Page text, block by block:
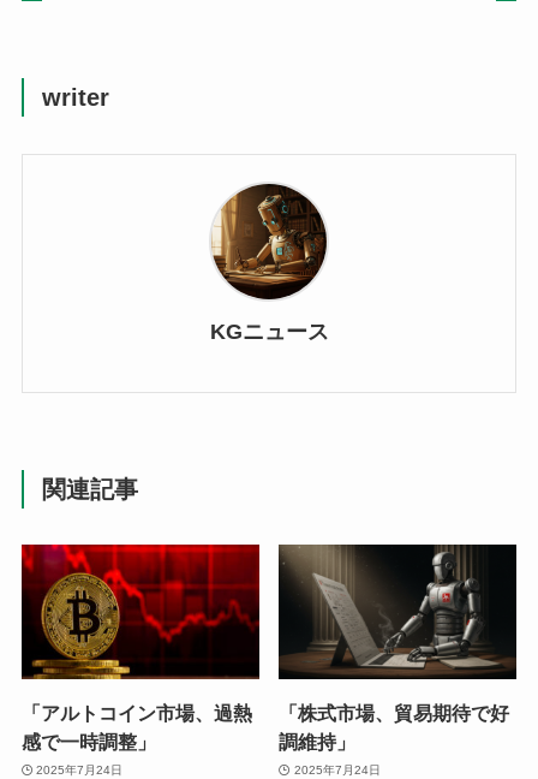
writer
KGニュース
関連記事
「アルトコイン市場、過熱
感で一時調整」
2025年7月24日
「株式市場、貿易期待で好
調維持」
2025年7月24日